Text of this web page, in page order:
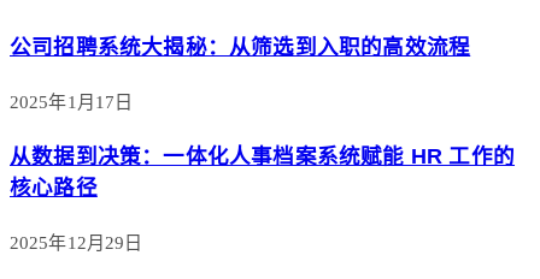
公司招聘系统大揭秘：从筛选到入职的高效流程
2025年1月17日
从数据到决策：一体化人事档案系统赋能 HR 工作的
核心路径
2025年12月29日